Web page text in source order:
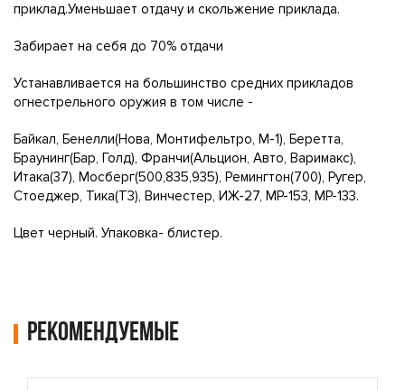
приклад.Уменьшает отдачу и скольжение приклада.
Забирает на себя до 70% отдачи
Устанавливается на большинство средних прикладов
огнестрельного оружия в том числе -
Байкал, Бенелли(Нова, Монтифельтро, М-1), Беретта,
Браунинг(Бар, Голд), Франчи(Альцион, Авто, Варимакс),
Итака(37), Мосберг(500,835,935), Ремингтон(700), Ругер,
Стоеджер, Тика(Т3), Винчестер, ИЖ-27, МР-153, МР-133.
Цвет черный. Упаковка- блистер.
Рекомендуемые